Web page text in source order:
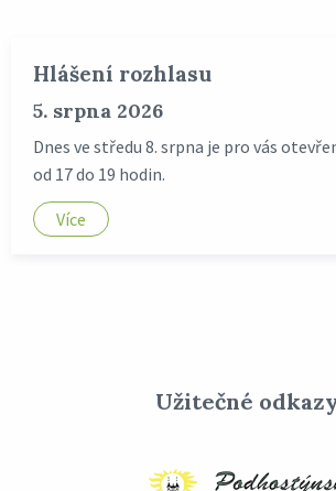
Hlášení rozhlasu
5. srpna 2026
Dnes ve středu 8. srpna je pro vás
od 17 do 19 hodin.
Více
Užitečné